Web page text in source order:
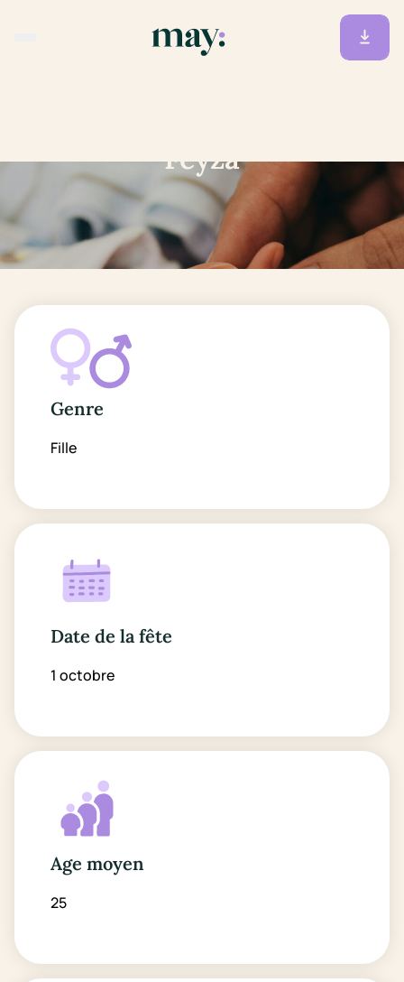
Feyza
Genre
Fille
Date de la fête
1 octobre
Age moyen
25